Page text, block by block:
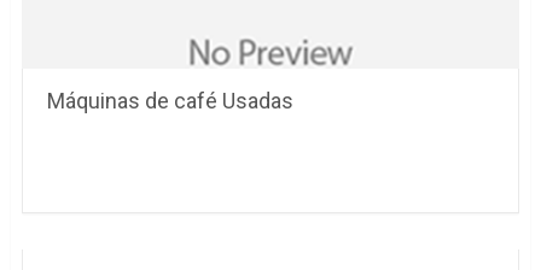
Máquinas de café Usadas